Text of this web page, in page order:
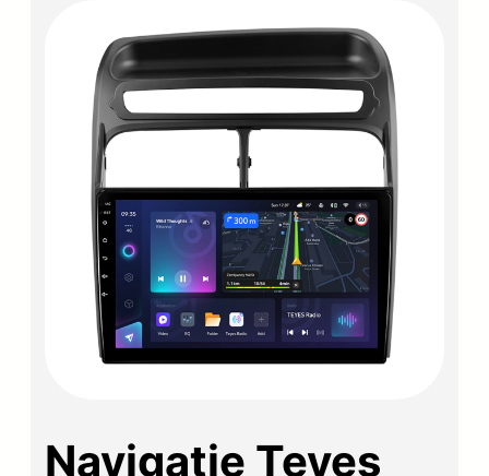
Navigație Teyes